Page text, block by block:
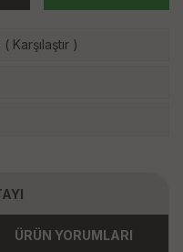
( Karşılaştır )
ÜRÜN YORUMLARI